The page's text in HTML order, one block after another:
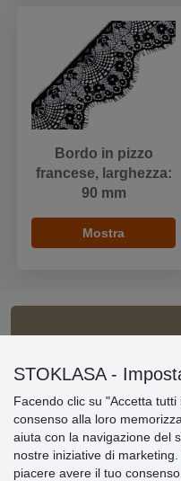
Bordo in pizzo
francese, larghezza:
90 mm
Mostra
» Impostazioni dei cookie
» Termini & Condizioni
» Informativa sulla
» Consegna e
» Garanzia e resi
» Programma fedeltà
STOKLASA -
Facendo clic su "Accetta
consenso alla loro
aiuta con la navigazione del
nostre iniziative di marketing.
piacere avere il tuo consenso.